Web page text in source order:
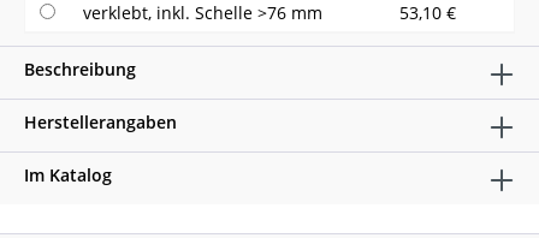
verklebt, inkl. Schelle >76 mm
53,10 €
Beschreibung
Herstellerangaben
Im Katalog